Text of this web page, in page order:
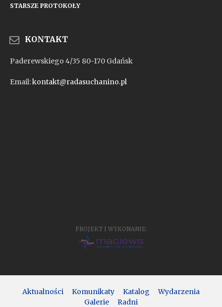
STARSZE PROTOKOŁY
KONTAKT
Paderewskiego 4/35 80-170 Gdańsk
Email:kontakt@radasuchanino.pl
PROJEKT I WYKONANIE:
Aktualności Komunikaty Katalog
Wydarzenia
Galerie
Radni